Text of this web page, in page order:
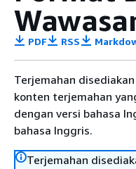
PDF RSS
Terjemahan
konten terjemahan
dengan versi bahasa
bahasa Inggris.
Terjemahan